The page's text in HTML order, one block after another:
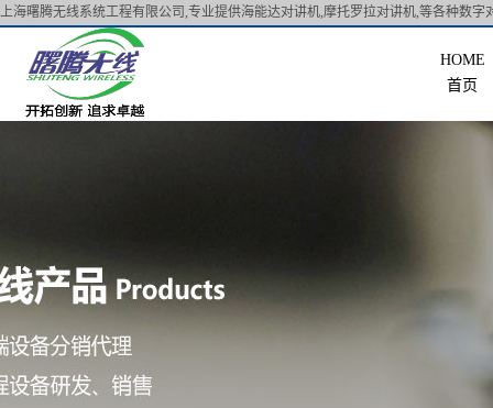
上海曙腾无线系统工程有限公司,专业提供海能达对讲机,摩托罗拉对讲机,等各种数字
首页